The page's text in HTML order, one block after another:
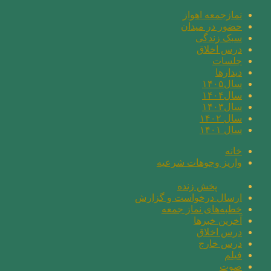
نمازجمعه اهواز
حضور در میدان
سبک زندگی
درس اخلاق
جلسات
دیدارها
سال۱۴۰۵
سال۱۴۰۴
سال۱۴۰۳
سال ۱۴۰۲
سال ۱۴۰۱
خانه
واریز وجوهات شرعیه
پخش زنده
ارسال درخواست و گزارش
خطبه‌های نماز جمعه
آخرین خبرها
درس اخلاق
درس خارج
فیلم
صوت